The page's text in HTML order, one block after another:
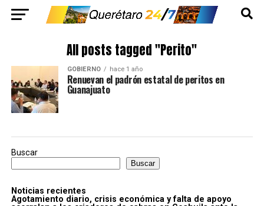
All posts tagged "Perito"
GOBIERNO hace 1 año
Renuevan el padrón estatal de peritos en
Guanajuato
Buscar
Buscar
Noticias recientes
Agotamiento diario, crisis económica y falta de apoyo